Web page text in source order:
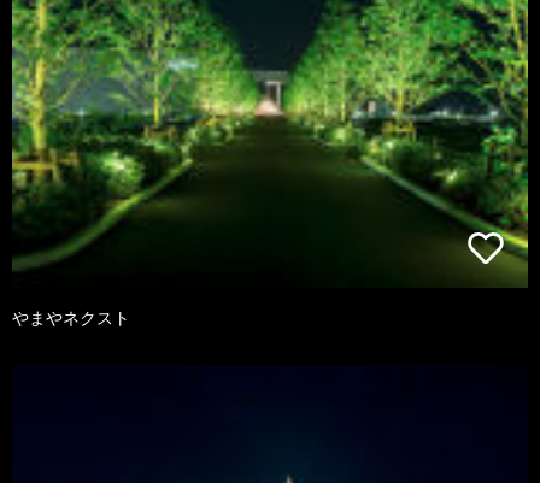
やまやネクスト